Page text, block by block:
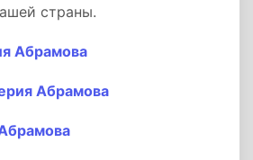
страны.
Абрамова
Абрамова